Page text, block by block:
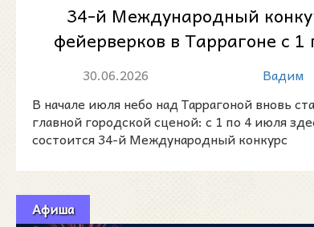
34-й Международный
фейерверков в Таррагоне с 1
июля 2026 года
30.06.2026
Вадим
В начале июля небо над Таррагоной вновь
главной городской сценой: с 1 по 4 июля
состоится 34-й Международный конкурс
Афиша